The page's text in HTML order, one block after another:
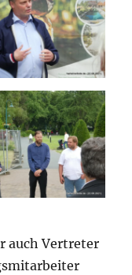
auch Vertreter